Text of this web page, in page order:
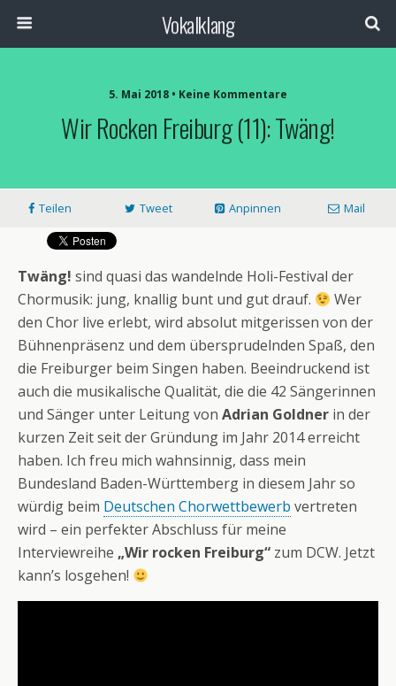
Vokalklang
5. Mai 2018 • Keine Kommentare
Wir Rocken Freiburg (11): Twäng!
Teilen Tweet Anpinnen Mail
Twäng! sind quasi das wandelnde Holi-Festival der
Chormusik: jung, knallig bunt und gut drauf.
Wer
den Chor live erlebt, wird absolut mitgerissen von der
Bühnenpräsenz und dem übersprudelnden Spaß, den
die Freiburger beim Singen haben. Beeindruckend ist
auch die musikalische Qualität, die die 42 Sängerinnen
und Sänger unter Leitung von Adrian Goldner in der
kurzen Zeit seit der Gründung im Jahr 2014 erreicht
haben. Ich freu mich wahnsinnig, dass mein
Bundesland Baden-Württemberg in diesem Jahr so
würdig beim Deutschen Chorwettbewerb vertreten
wird – ein perfekter Abschluss für meine
Interviewreihe „Wir rocken Freiburg“ zum DCW. Jetzt
kann’s losgehen!